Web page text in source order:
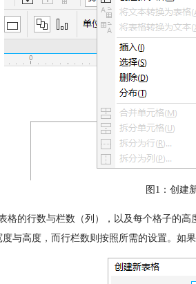
图1：创建
格的行数与栏数（列），以及每个格子的高
与高度，而行栏数则按照所需的设置。如